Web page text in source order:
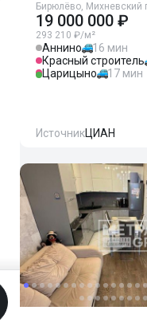
Бирюлёво, Михневский
19 000 000 ₽
293 210 ₽/м²
Аннино
16 мин
Красный строитель
Царицыно
17 мин
ИсточникЦИАН